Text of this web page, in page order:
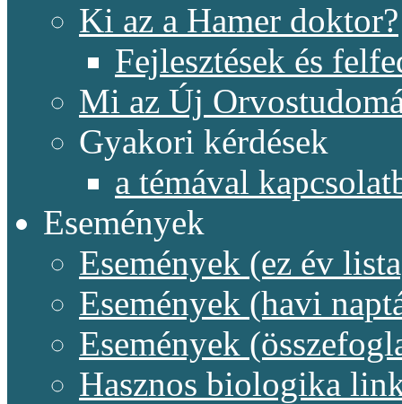
Ki az a Hamer doktor?
Fejlesztések és
Mi az Új
Gyakori kérdések
a témával
Események
Események (ez év
Események (havi
Események
Hasznos biologika